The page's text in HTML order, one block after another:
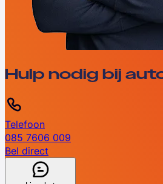
Hulp nodig bij
Telefoon
085 7606 009
Bel direct